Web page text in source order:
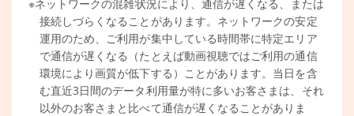
※ネットワークの混雑状況により、通信が遅くなる、または
接続しづらくなることがあります。ネットワークの安定
運用のため、ご利用が集中している時間帯に特定エリア
で通信が遅くなる（たとえば動画視聴ではご利用の通信
環境により画質が低下する）ことがあります。当日を含
む直近3日間のデータ利用量が特に多いお客さまは、それ
以外のお客さまと比べて通信が遅くなることがありま